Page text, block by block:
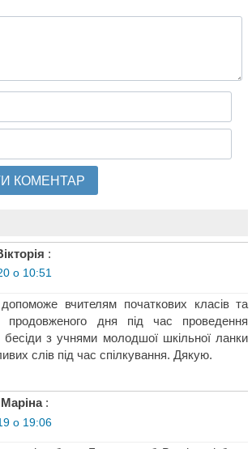
:
о 10:51
вчителям початкових класів та
продовженого дня під час проведення
з учнями молодшої шкільної ланки
слів під час спілкування. Дякую.
:
о 19:06